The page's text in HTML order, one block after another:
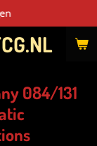
084/131